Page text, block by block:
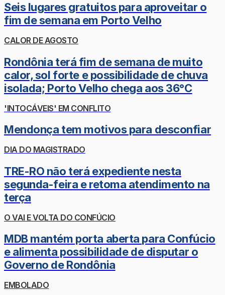
Seis lugares gratuitos para aproveitar o
fim de semana em Porto Velho
CALOR DE AGOSTO
Rondônia terá fim de semana de muito
calor, sol forte e possibilidade de chuva
isolada; Porto Velho chega aos 36°C
'INTOCÁVEIS' EM CONFLITO
Mendonça tem motivos para desconfiar
DIA DO MAGISTRADO
TRE-RO não terá expediente nesta
segunda-feira e retoma atendimento na
terça
O VAI E VOLTA DO CONFÚCIO
MDB mantém porta aberta para Confúcio
e alimenta possibilidade de disputar o
Governo de Rondônia
EMBOLADO